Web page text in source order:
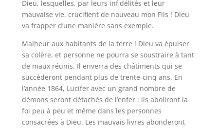
Dieu, lesquelles, par leurs infidélités et leur
mauvaise vie, crucifient de nouveau mon Fils ! Dieu
va frapper d’une manière sans exemple.
Malheur aux habitants de la terre ! Dieu va épuiser
sa colère, et personne ne pourra se soustraire à tant
de maux réunis. Il enverra des châtiments qui se
succéderont pendant plus de trente-cinq ans. En
l’année 1864, Lucifer avec un grand nombre de
démons seront détachés de l’enfer : ils aboliront la
foi peu à peu et même dans les personnes
consacrées à Dieu. Les mauvais livres abonderont